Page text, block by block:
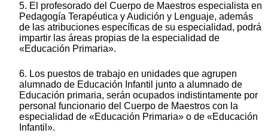
5. El profesorado del Cuerpo de Maestros especialista en
Pedagogía Terapéutica y Audición y Lenguaje, además
de las atribuciones específicas de su especialidad, podrá
impartir las áreas propias de la especialidad de
«Educación Primaria».
6. Los puestos de trabajo en unidades que agrupen
alumnado de Educación Infantil junto a alumnado de
Educación primaria, serán ocupados indistintamente por
personal funcionario del Cuerpo de Maestros con la
especialidad de «Educación Primaria» o de «Educación
Infantil».